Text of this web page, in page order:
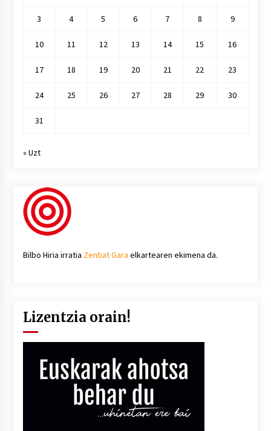
3 4 5 6 7 8 9
10 11 12 13 14 15 16
17 18 19 20 21 22 23
24 25 26 27 28 29 30
31
« Uzt
Bilbo Hiria irratia Zenbat Gara elkartearen ekimena da.
Lizentzia orain!